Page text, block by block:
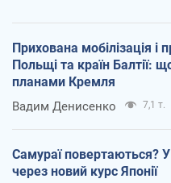
Прихована мобілізація і
Польщі та країн Балтії:
планами Кремля
Вадим Денисенко 7,1 т.
Самураї повертаються?
через новий курс Японії